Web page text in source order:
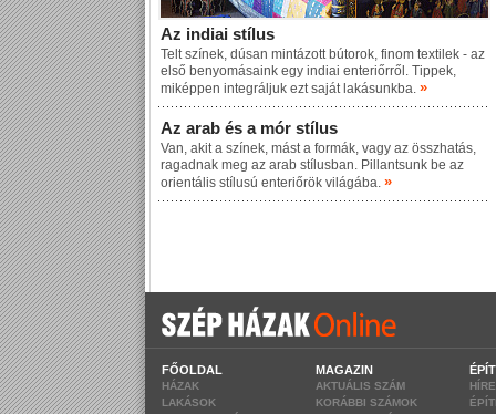
Az indiai stílus
Telt színek, dúsan mintázott bútorok, finom textilek - az
első benyomásaink egy indiai enteriőrről. Tippek,
miképpen integráljuk ezt saját lakásunkba. »
Az arab és a mór stílus
Van, akit a színek, mást a formák, vagy az összhatás,
ragadnak meg az arab stílusban. Pillantsunk be az
orientális stílusú enteriőrök világába. »
FŐOLDAL
HÁZAK
LAKÁSOK
MAGAZIN
AKTUÁLIS SZÁM
KORÁBBI SZÁMOK